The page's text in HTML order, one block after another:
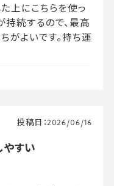
上にこちらを使っ
持続するので、最高
がよいです。持ち運
すい
投稿日：2026/06/16